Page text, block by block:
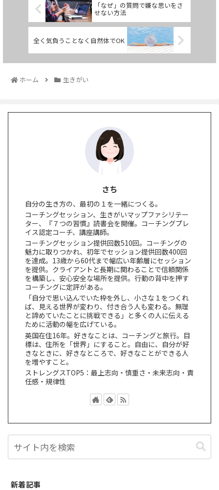
「なぜ」の質問で嫌な思いをさ
せない方法
全く気負うことなく自然体でOK
ホーム 生きがい
さち
自分の生き方の、最初の１を一緒につくる。
コーチングセッション、生きがいマップファシリテー
ター、『７つの習慣』読書会を開催。コーチングプレ
イス認定コーチ、講座講師。
コーチングセッション提供回数510回。コーチングの
魅力に取りつかれ、初年でセッション提供回数400回
を達成。13歳から60代まで幅広い年齢層にセッション
を提供。クライアントと長期に関わることで信頼関係
を構築し、安心安全な場所を提供。行動の背中を押す
コーチングに定評がある。
「自分で思い込んでいた枠を外し、小さな１をつくれ
ば、見える世界が変わり、付き合う人も変わる。無理
と諦めていたことに挑戦できる」と多くの人に伝える
ために活動の幅を広げている。
英国在住16年。好きなことは、コーチングと旅行。目
標は、住所を「世界」にすること。自由に、自分が好
きなときに、好きなところで、好きなことができる人
を増やすこと。
ストレングスTOP5：最上志向・慎重さ・未来志向・責
任感・規律性
新着記事